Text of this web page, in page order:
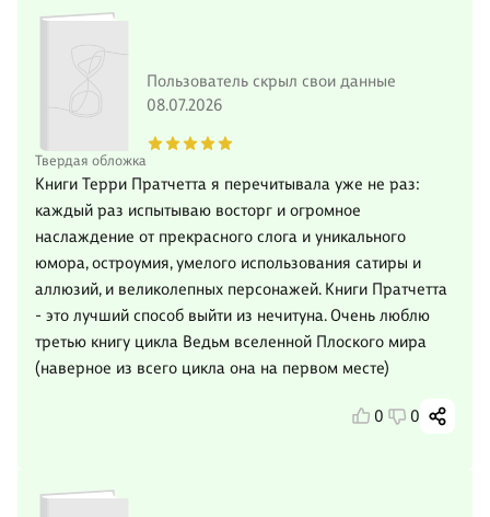
Твердая обложка
Пользователь скрыл свои данные
08.07.2026
Книги Терри Пратчетта я перечитывала уже не раз:
каждый раз испытываю восторг и огромное
наслаждение от прекрасного слога и уникального
юмора, остроумия, умелого использования сатиры и
аллюзий, и великолепных персонажей. Книги Пратчетта
- это лучший способ выйти из нечитуна. Очень люблю
третью книгу цикла Ведьм вселенной Плоского мира
(наверное из всего цикла она на первом месте)
0 0